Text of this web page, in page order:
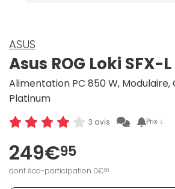
ASUS
Asus ROG Loki SFX-
Alimentation PC 850 W,
Platinum
3 avis Prix ↓
249€95
dont éco-participation 0€50